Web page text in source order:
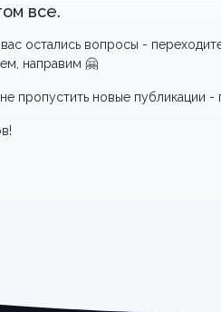
все.
остались вопросы -
направим 🤗
пропустить новые публикации -